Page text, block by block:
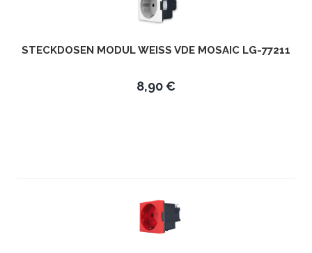
STECKDOSEN MODUL WEISS VDE MOSAIC LG-77211
8,90 €